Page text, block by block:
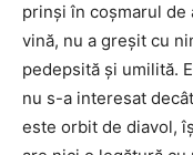
prinşi în coşmarul de
vină, nu a greşit cu
pedepsită şi umilită.
nu s-a interesat
este orbit de diavol,